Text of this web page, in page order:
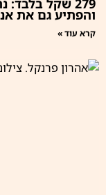
279 שקל
והפתיע גם את
קרא עוד »